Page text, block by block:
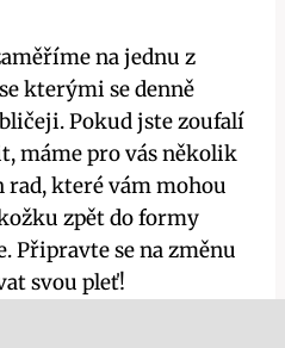
na jednu z
kterými se denně
‌Pokud jste zoufalí
máme pro vás několik
rad, které vám mohou
zpět do formy
Připravte se na změnu
svou pleť!